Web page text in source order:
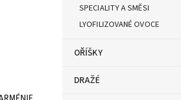
SPECIALITY A SMĚSI
LYOFILIZOVANÉ OVOCE
OŘÍŠKY
DRAŽÉ